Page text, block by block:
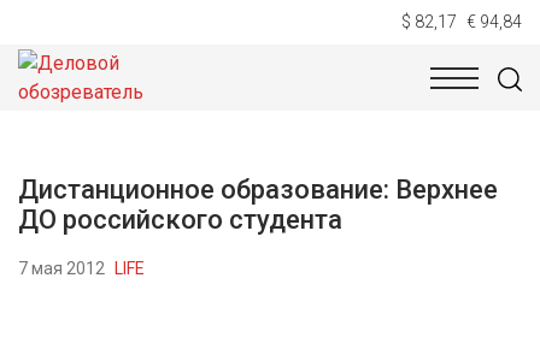
$ 82,17 € 94,84
НОВОСТИ
Дистанционное образование: Верхнее
ДО российского студента
7 мая 2012 LIFE